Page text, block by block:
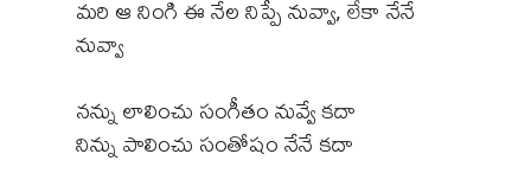
మరి ఆ నింగి ఈ నేల నిప్పే నువ్వా, లేకా నేనే
నువ్వా
నన్ను లాలించు సంగీతం నువ్వే కదా
నిన్ను పాలించు సంతోషం నేనే కదా